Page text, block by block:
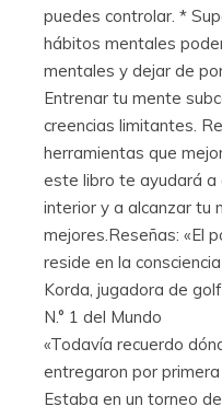
puedes controlar. *
hábitos mentales
mentales y dejar de
Entrenar tu mente
creencias limitantes.
herramientas que
este libro te ayudará
interior y a alcanzar tu
mejores.Reseñas: «El
reside en la
Korda, jugadora de
N.° 1 del Mundo
«Todavía recuerdo
entregaron por
Estaba en un torneo